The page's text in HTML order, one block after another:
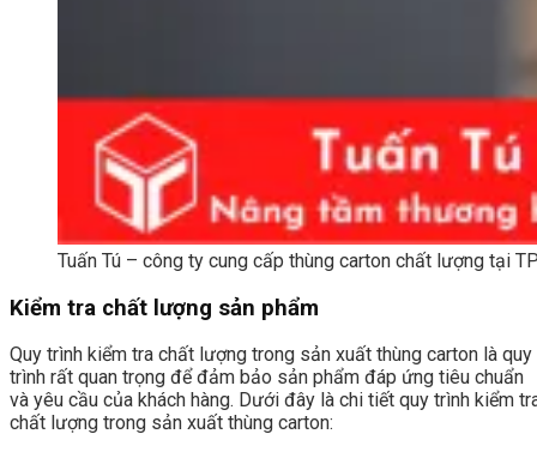
Tuấn Tú – công ty cung cấp thùng carton chất lượng tại
Kiểm tra chất lượng sản phẩm
Quy trình kiểm tra chất lượng trong sản xuất thùng carton là quy
trình rất quan trọng để đảm bảo sản phẩm đáp ứng tiêu chuẩn
và yêu cầu của khách hàng. Dưới đây là chi tiết quy trình kiểm
chất lượng trong sản xuất thùng carton: